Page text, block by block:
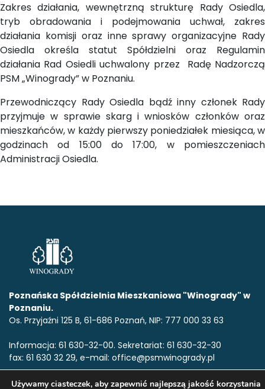
Zakres działania, wewnętrzną strukturę Rady Osiedla,
tryb obradowania i podejmowania uchwał, zakres
działania komisji oraz inne sprawy organizacyjne Rady
Osiedla określa statut Spółdzielni oraz Regulamin
działania Rad Osiedli uchwalony przez Radę Nadzorczą
PSM „Winogrady” w Poznaniu.
Przewodniczący Rady Osiedla bądź inny członek Rady
przyjmuje w sprawie skarg i wniosków członków oraz
mieszkańców, w każdy pierwszy poniedziałek miesiąca, w
godzinach od 15:00 do 17:00, w pomieszczeniach
Administracji Osiedla.
Poznańska Spółdzielnia Mieszkaniowa "Winogrady" w
Poznaniu.
Os. Przyjaźni 125 B, 61-686 Poznań, NIP: 777 000 33 63
Informacja: 61 630-32-00. Sekretariat: 61 630-32-30
fax: 61 630 32 29, e-mail: office@psmwinogrady.pl
Używamy ciasteczek, aby zapewnić najlepszą jakość korzystania